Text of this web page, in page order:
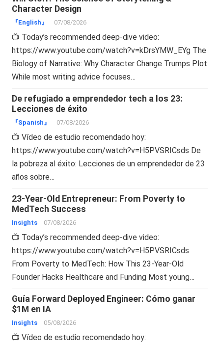
Character Design
『English』 07/08/2026
📺 Today’s recommended deep-dive video:
https://www.youtube.com/watch?v=kDrsYMW_EYg The
Biology of Narrative: Why Character Change Trumps Plot
While most writing advice focuses…
De refugiado a emprendedor tech a los 23:
Lecciones de éxito
『Spanish』 07/08/2026
📺 Vídeo de estudio recomendado hoy:
https://www.youtube.com/watch?v=H5PVSRICsds De
la pobreza al éxito: Lecciones de un emprendedor de 23
años sobre…
23-Year-Old Entrepreneur: From Poverty to
MedTech Success
Insights 07/08/2026
📺 Today’s recommended deep-dive video:
https://www.youtube.com/watch?v=H5PVSRICsds
From Poverty to MedTech: How This 23-Year-Old
Founder Hacks Healthcare and Funding Most young…
Guía Forward Deployed Engineer: Cómo ganar
$1M en IA
Insights 05/08/2026
📺 Vídeo de estudio recomendado hoy: